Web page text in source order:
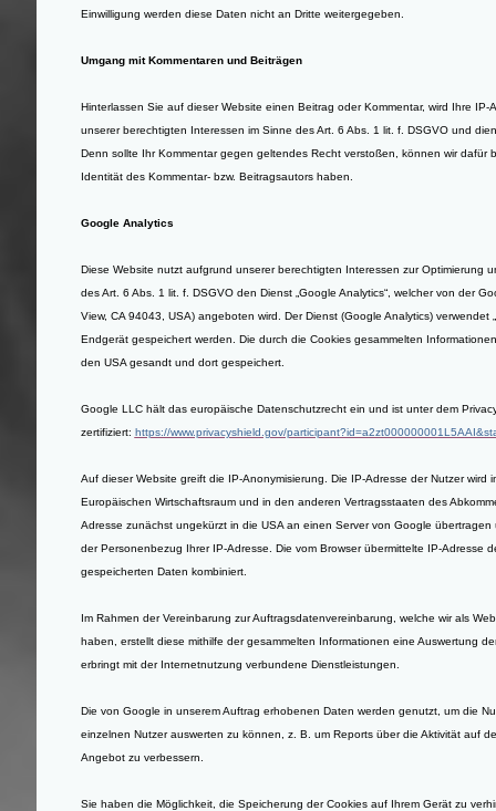
Einwilligung werden diese Daten nicht an Dritte weitergegeben.
Umgang mit Kommentaren und Beiträgen
Hinterlassen Sie auf dieser Website einen Beitrag oder Kommentar, wird Ihre
unserer berechtigten Interessen im Sinne des Art. 6 Abs. 1 lit. f. DSGVO und
Denn sollte Ihr Kommentar gegen geltendes Recht verstoßen, können wir dafür
Identität des Kommentar- bzw. Beitragsautors haben.
Google Analytics
Diese Website nutzt aufgrund unserer berechtigten Interessen zur Optimierung
des Art. 6 Abs. 1 lit. f. DSGVO den Dienst „Google Analytics“, welcher von der
View, CA 94043, USA) angeboten wird. Der Dienst (Google Analytics) verwendet
Endgerät gespeichert werden. Die durch die Cookies gesammelten
den USA gesandt und dort gespeichert.
Google LLC hält das europäische Datenschutzrecht ein und ist unter dem
zertifiziert: https://www.privacyshield.gov/
Auf dieser Website greift die IP-Anonymisierung. Die IP-Adresse der Nutzer
Europäischen Wirtschaftsraum und in den anderen Vertragsstaaten des
Adresse zunächst ungekürzt in die USA an einen Server von Google
der Personenbezug Ihrer IP-Adresse. Die vom Browser übermittelte IP-Adresse
gespeicherten Daten kombiniert.
Im Rahmen der Vereinbarung zur Auftragsdatenvereinbarung, welche wir als
haben, erstellt diese mithilfe der gesammelten Informationen eine Auswertung
erbringt mit der Internetnutzung verbundene Dienstleistungen.
Die von Google in unserem Auftrag erhobenen Daten werden genutzt, um die
einzelnen Nutzer auswerten zu können, z. B. um Reports über die Aktivität auf
Angebot zu verbessern.
Sie haben die Möglichkeit, die Speicherung der Cookies auf Ihrem Gerät zu